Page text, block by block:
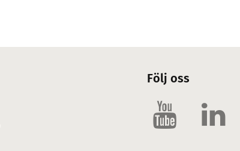
Följ oss